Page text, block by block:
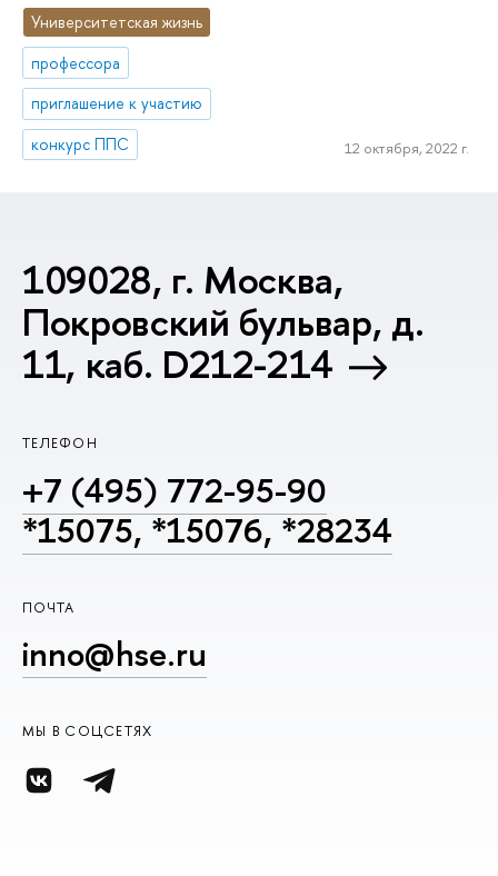
Университетская жизнь
профессора
приглашение к участию
конкурс ППС
12 октября, 2022 г.
109028, г. Москва,
Покровский бульвар, д.
11, каб. D212-214
ТЕЛЕФОН
+7 (495) 772-95-90
*15075, *15076, *28234
ПОЧТА
inno@hse.ru
МЫ В СОЦСЕТЯХ